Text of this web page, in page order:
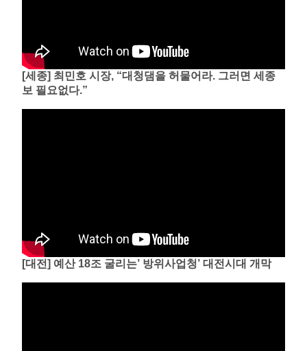
[세종] 최민호 시장, “대청댐을 허물어라. 그러면 세종
보 필요없다.”
[대전] 예산 18조 굴리는’ 방위사업청’ 대전시대 개막